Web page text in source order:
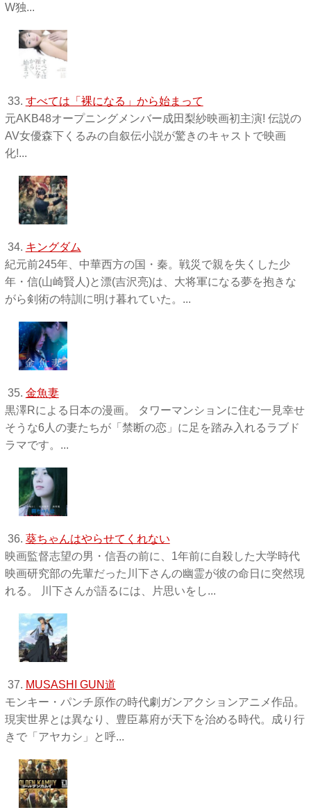
W独 ...
33. すべては「裸になる」から始まって
元AKB48オープニングメンバー成田梨紗映画初主演! 伝説の
AV女優森下くるみの自叙伝小説が驚きのキャストで映画
化!...
34. キングダム
紀元前245年、中華西方の国・秦。戦災で親を失くした少
年・信(山崎賢人)と漂(吉沢亮)は、大将軍になる夢を抱きな
がら剣術の特訓に明け暮れていた。...
35. 金魚妻
黒澤Rによる日本の漫画。 タワーマンションに住む一見幸せ
そうな6人の妻たちが「禁断の恋」に足を踏み入れるラブド
ラマです。...
36. 葵ちゃんはやらせてくれない
映画監督志望の男・信吾の前に、1年前に自殺した大学時代
映画研究部の先輩だった川下さんの幽霊が彼の命日に突然現
れる。 川下さんが語るには、片思いをし...
37. MUSASHI GUN道
モンキー・パンチ原作の時代劇ガンアクションアニメ作品。
現実世界とは異なり、豊臣幕府が天下を治める時代。成り行
きで「アヤカシ」と呼...